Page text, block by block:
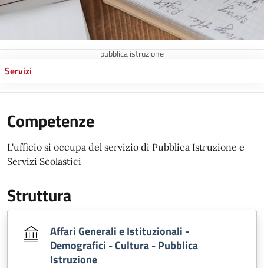
pubblica istruzione
Servizi
Competenze
L'ufficio si occupa del servizio di Pubblica Istruzione e
Servizi Scolastici
Struttura
Affari Generali e Istituzionali -
Demografici - Cultura - Pubblica
Istruzione